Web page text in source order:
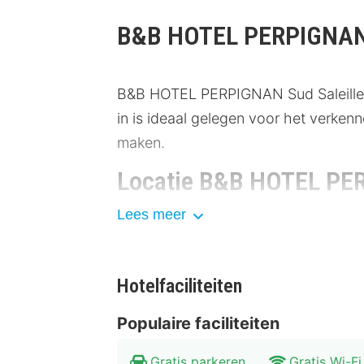
B&B HOTEL
B&B HOTEL PERPIGNAN Sud
in is ideaal gelegen voor het
maken.
Locatie B&B HOTEL
Het hotel ligt op een ideale locatie,
Kathedraal van Perpignan (900
geniet van de rijke geschiedenis en
Faciliteiten B&B
Lees meer
Hotelfaciliteiten
Populaire faciliteiten